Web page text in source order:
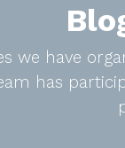
we have
has